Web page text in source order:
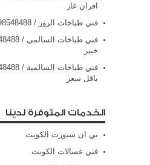
افران غاز
فني طباخات الزور / 98548488 / ارخص فني طباخات
خبير
باقل سعر
الخدمات المتوفرة لدينا
بي ان سبورت الكويت
فني غسالات الكويت